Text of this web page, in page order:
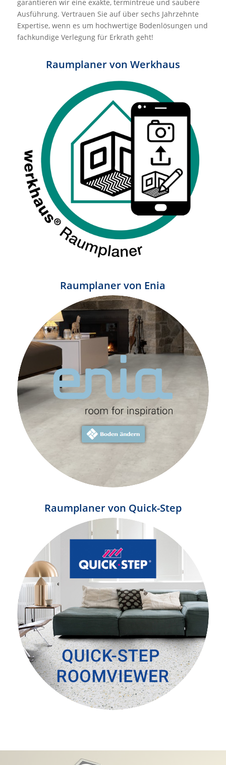
garantieren wir eine exakte, termintreue und saubere
Ausführung. Vertrauen Sie auf über sechs Jahrzehnte
Expertise, wenn es um hochwertige Bodenlösungen und
fachkundige Verlegung für Erkrath geht!
Raumplaner von Werkhaus
Raumplaner von Enia
Raumplaner von Quick-Step